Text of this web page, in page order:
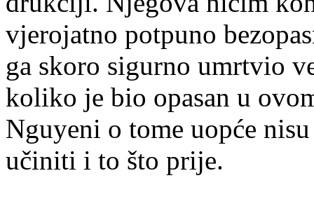
vjerojatno potpuno
ga skoro sigurno umrtvio
koliko je bio opasan u
Nguyeni o tome uopće
učiniti i to što prije.